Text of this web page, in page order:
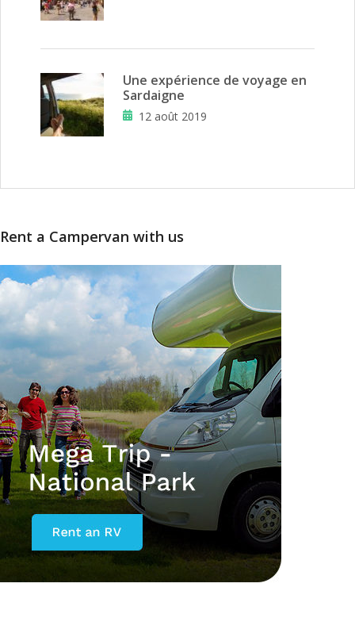
Une expérience de voyage en
Sardaigne
12 août 2019
Rent a Campervan with us